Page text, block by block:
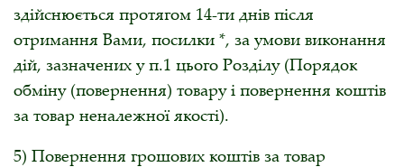
здійснюється протягом 14-ти днів після
отримання Вами, посилки *, за умови виконання
дій, зазначених у п.1 цього Розділу (Порядок
обміну (повернення) товару і повернення коштів
за товар неналежної якості).
5) Повернення грошових коштів за товар